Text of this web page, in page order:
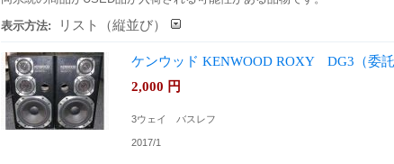
表示方法:
リスト（縦並び）
ケンウッド KENWOOD ROXY DG3（委託
2,000 円
3ウェイ バスレフ
2017/1